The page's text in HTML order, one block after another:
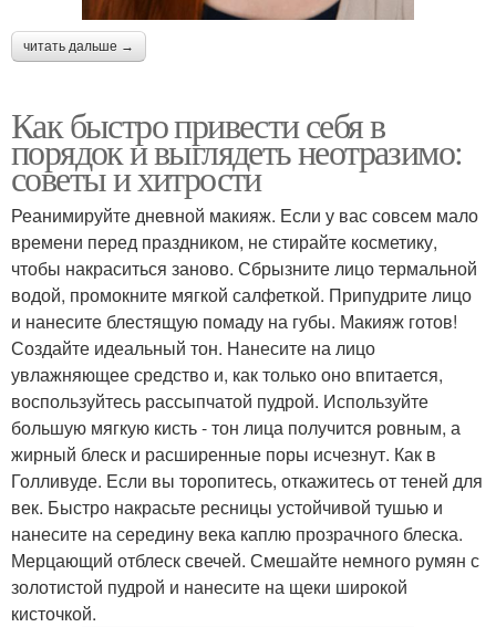
читать дальше →
Как быстро привести себя в
порядок и выглядеть неотразимо:
советы и хитрости
Реанимируйте дневной макияж. Если у вас совсем мало
времени перед праздником, не стирайте косметику,
чтобы накраситься заново. Сбрызните лицо термальной
водой, промокните мягкой салфеткой. Припудрите лицо
и нанесите блестящую помаду на губы. Макияж готов!
Создайте идеальный тон. Нанесите на лицо
увлажняющее средство и, как только оно впитается,
воспользуйтесь рассыпчатой пудрой. Используйте
большую мягкую кисть - тон лица получится ровным, а
жирный блеск и расширенные поры исчезнут. Как в
Голливуде. Если вы торопитесь, откажитесь от теней для
век. Быстро накрасьте ресницы устойчивой тушью и
нанесите на середину века каплю прозрачного блеска.
Мерцающий отблеск свечей. Смешайте немного румян с
золотистой пудрой и нанесите на щеки широкой
кисточкой.